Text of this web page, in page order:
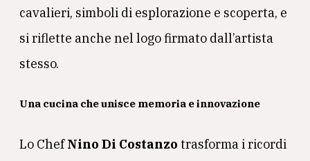
cavalieri, simboli di esplorazione e scoperta, e
si riflette anche nel logo firmato dall’artista
stesso.
Una cucina che unisce memoria e innovazione
Lo ChefNino Di Costanzo trasforma i ricordi